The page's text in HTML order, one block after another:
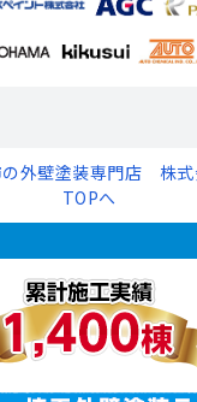
外壁塗装専門店 株式
TOPへ